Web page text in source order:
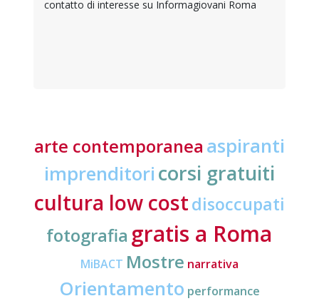
contatto di interesse su Informagiovani Roma
arte contemporanea aspiranti
imprenditori corsi gratuiti
cultura low costdisoccupati
fotografia gratis a Roma
MiBACT Mostre narrativa
Orientamento performance